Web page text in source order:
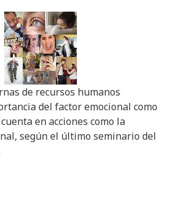
de recursos humanos
del factor emocional como
en acciones como la
según el último seminario del